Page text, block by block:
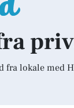
fra lokale med